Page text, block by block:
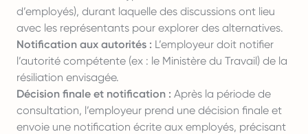
d’employés), durant laquelle des discussions ont lieu
avec les représentants pour explorer des alternatives.
Notification aux autorités : L’employeur doit notifier
l’autorité compétente (ex : le Ministère du Travail) de la
résiliation envisagée.
Décision finale et notification : Après la période de
consultation, l’employeur prend une décision finale et
envoie une notification écrite aux employés, précisant